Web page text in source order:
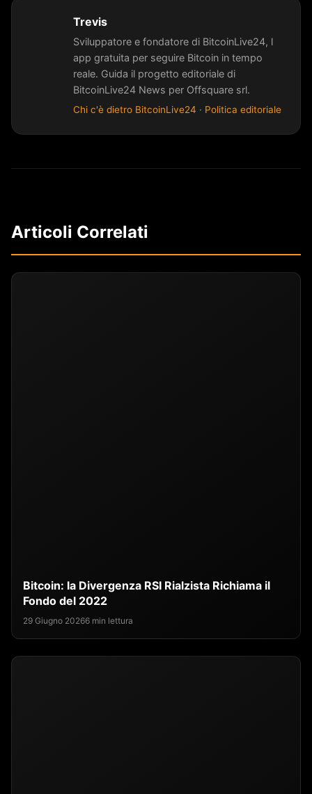
Trevis
Sviluppatore e fondatore di BitcoinLive24, l
app gratuita per seguire Bitcoin in tempo
reale. Guida il progetto editoriale di
BitcoinLive24 News per Offsquare srl.
Chi c'è dietro BitcoinLive24 · Politica editoriale
Articoli Correlati
Bitcoin: la Divergenza RSI Rialzista Richiama il
Fondo del 2022
29 Giugno 20266 min lettura